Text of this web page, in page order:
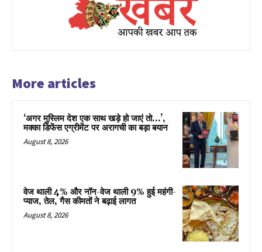
More articles
‘अगर मुस्लिम देश एक साथ खड़े हो जाएं तो…’,
मक्का डिफेंस एग्रीमेंट पर अरागची का बड़ा बयान
August 8, 2026
वेज थाली 4% और नॉन-वेज थाली 9% हुई महंगी-
प्याज, तेल, गैस कीमतों ने बढ़ाई लागत
August 8, 2026